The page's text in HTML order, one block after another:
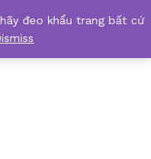
đeo khẩu trang bất cứ